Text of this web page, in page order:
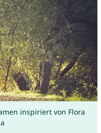
inspiriert von Flora